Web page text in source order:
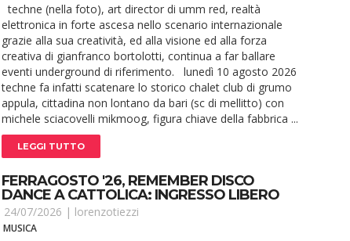
techne (nella foto), art director di umm red, realtà
elettronica in forte ascesa nello scenario internazionale
grazie alla sua creatività, ed alla visione ed alla forza
creativa di gianfranco bortolotti, continua a far ballare
eventi underground di riferimento. lunedì 10 agosto 2026
techne fa infatti scatenare lo storico chalet club di grumo
appula, cittadina non lontano da bari (sc di mellitto) con
michele sciacovelli mikmoog, figura chiave della fabbrica ...
LEGGI TUTTO
FERRAGOSTO '26, REMEMBER DISCO
DANCE A CATTOLICA: INGRESSO LIBERO
24/07/2026 | lorenzotiezzi
MUSICA